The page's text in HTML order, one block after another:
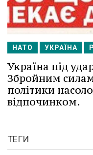
НАТО УКРАЇНА
Україна під
Збройним силам
політики
відпочинком.
ТЕГИ